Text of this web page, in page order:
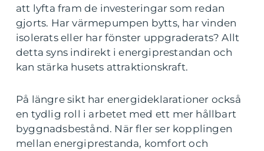
att lyfta fram de investeringar som redan
gjorts. Har värmepumpen bytts, har vinden
isolerats eller har fönster uppgraderats? Allt
detta syns indirekt i energiprestandan och
kan stärka husets attraktionskraft.
På längre sikt har energideklarationer också
en tydlig roll i arbetet med ett mer hållbart
byggnadsbestånd. När fler ser kopplingen
mellan energiprestanda, komfort och